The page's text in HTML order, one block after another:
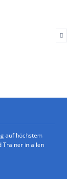
auf höchstem
Trainer in allen